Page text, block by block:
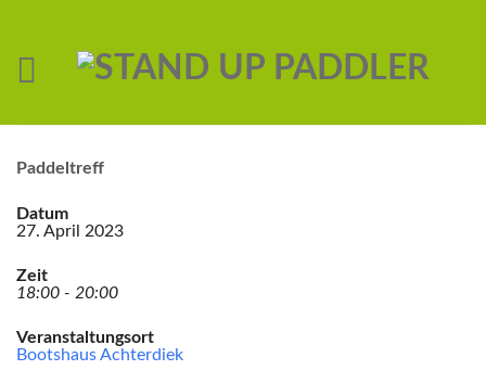
Paddeltreff
Datum
27. April 2023
Zeit
18:00 - 20:00
Veranstaltungsort
Bootshaus Achterdiek